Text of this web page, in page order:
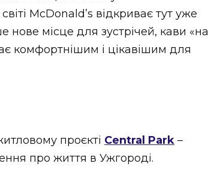
McDonald’s відкриває тут уже
місце для зустрічей, кави «на
комфортнішим і цікавішим для
проєкті Central Park –
про життя в Ужгороді.